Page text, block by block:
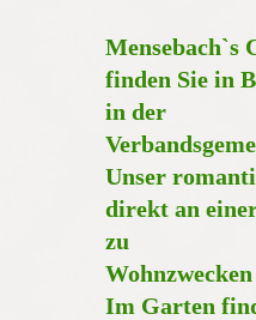
Mensebach`s
finden Sie in
in der
Unser
direkt an
zu
Im Garten